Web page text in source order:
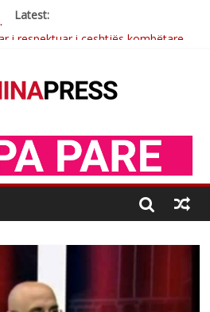
Latest:
i respektuar i çeshtjës kombëtare
takime pune në atdhe të shoqerisë
e këngës shqiptare